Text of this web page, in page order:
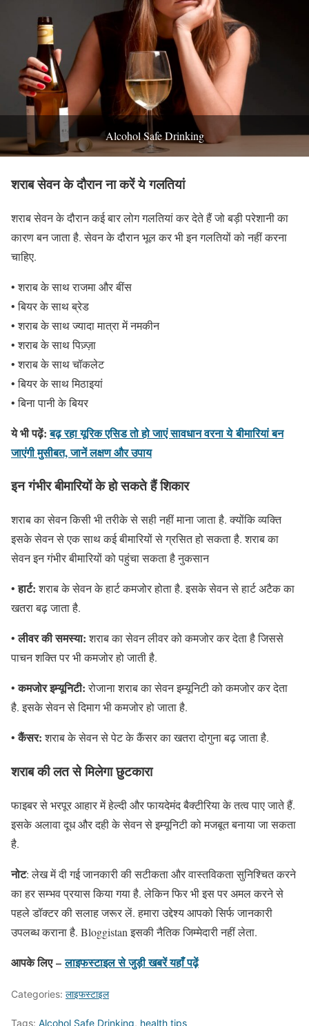
Alcohol Safe Drinking
शराब सेवन के दौरान ना करें ये गलतियां
शराब सेवन के दौरान कई बार लोग गलतियां कर देते हैं जो बड़ी परेशानी का
कारण बन जाता है. सेवन के दौरान भूल कर भी इन गलतियों को नहीं करना
चाहिए.
• शराब के साथ राजमा और बींस
• बियर के साथ ब्रेड
• शराब के साथ ज्यादा मात्रा में नमकीन
• शराब के साथ पिज़्ज़ा
• शराब के साथ चॉकलेट
• बियर के साथ मिठाइयां
• बिना पानी के बियर
ये भी पढ़ें: बढ़ रहा यूरिक एसिड तो हो जाएं सावधान वरना ये बीमारियां बन
जाएंगी मुसीबत, जानें लक्षण और उपाय
इन गंभीर बीमारियों के हो सकते हैं शिकार
शराब का सेवन किसी भी तरीके से सही नहीं माना जाता है. क्योंकि व्यक्ति
इसके सेवन से एक साथ कई बीमारियों से ग्रसित हो सकता है. शराब का
सेवन इन गंभीर बीमारियों को पहुंचा सकता है नुकसान
•हार्ट:शराब के सेवन के हार्ट कमजोर होता है. इसके सेवन से हार्ट अटैक का
खतरा बढ़ जाता है.
•लीवर की समस्या:शराब का सेवन लीवर को कमजोर कर देता है जिससे
पाचन शक्ति पर भी कमजोर हो जाती है.
•कमजोर इम्यूनिटी:रोजाना शराब का सेवन इम्यूनिटी को कमजोर कर देता
है. इसके सेवन से दिमाग भी कमजोर हो जाता है.
•कैंसर:शराब के सेवन से पेट के कैंसर का खतरा दोगुना बढ़ जाता है.
शराब की लत से मिलेगा छुटकारा
फाइबर से भरपूर आहार में हेल्दी और फायदेमंद बैक्टीरिया के तत्व पाए जाते हैं.
इसके अलावा दूध और दही के सेवन से इम्यूनिटी को मजबूत बनाया जा सकता
है.
नोट: लेख में दी गई जानकारी की सटीकता और वास्तविकता सुनिश्चित करने
का हर सम्भव प्रयास किया गया है. लेकिन फिर भी इस पर अमल करने से
पहले डॉक्टर की सलाह जरूर लें. हमारा उद्देश्य आपको सिर्फ जानकारी
उपलब्ध कराना है. Bloggistan इसकी नैतिक जिम्मेदारी नहीं लेता.
आपके लिए –लाइफस्टाइलसे जुड़ी खबरें यहाँ पढ़ें
Categories: लाइफस्टाइल
Tags: Alcohol Safe Drinking, health tips